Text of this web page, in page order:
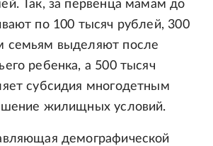
Так, за первенца мамам до
по 100 тысяч рублей, 300
семьям выделяют после
ребенка, а 500 тысяч
субсидия многодетным
жилищных условий.
демографической